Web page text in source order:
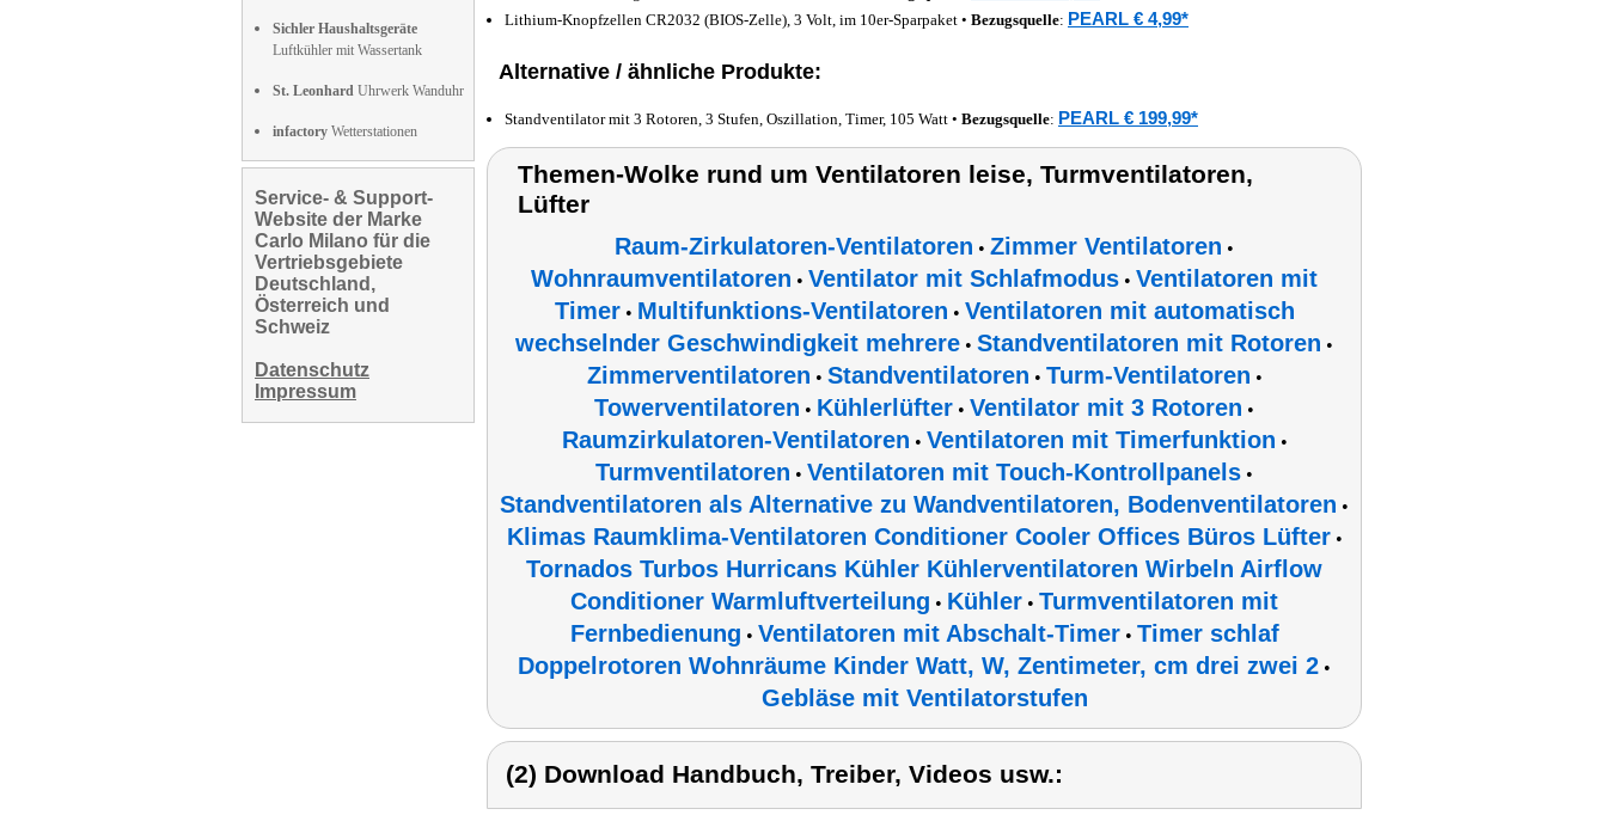
Sichler Haushaltsgeräte
Luftkühler mit Wassertank
St. Leonhard Uhrwerk Wanduhr
infactory Wetterstationen
Service- & Support-
Website der Marke
Carlo Milano für die
Vertriebsgebiete
Deutschland,
Österreich und
Schweiz
Datenschutz
Impressum
Lithium-Knopfzellen CR2032 (BIOS-Zelle), 3 Volt, im 10er-Sparpaket • Bezugsquelle: PEARL € 4,99*
Alternative / ähnliche Produkte:
Standventilator mit 3 Rotoren, 3 Stufen, Oszillation, Timer, 105 Watt • Bezugsquelle: PEARL € 199,99*
Themen-Wolke rund um Ventilatoren leise, Turmventilatoren,
Lüfter
Raum-Zirkulatoren-Ventilatoren • Zimmer Ventilatoren •
Wohnraumventilatoren • Ventilator mit Schlafmodus • Ventilatoren mit
Timer• Multifunktions-Ventilatoren • Ventilatoren mit automatisch
wechselnder Geschwindigkeit mehrere • Standventilatoren mit Rotoren •
Zimmerventilatoren • Standventilatoren • Turm-Ventilatoren •
Towerventilatoren • Kühlerlüfter • Ventilator mit 3 Rotoren •
Raumzirkulatoren-Ventilatoren • Ventilatoren mit Timerfunktion •
Turmventilatoren • Ventilatoren mit Touch-Kontrollpanels •
Standventilatoren als Alternative zu Wandventilatoren, Bodenventilatoren •
Klimas Raumklima-Ventilatoren Conditioner Cooler Offices Büros Lüfter•
Tornados Turbos Hurricans Kühler Kühlerventilatoren Wirbeln Airflow
Conditioner Warmluftverteilung • Kühler • Turmventilatoren mit
Fernbedienung • Ventilatoren mit Abschalt-Timer• Timer schlaf
Doppelrotoren Wohnräume Kinder Watt, W, Zentimeter, cm drei zwei 2 •
Gebläse mit Ventilatorstufen
(2) Download Handbuch, Treiber, Videos usw.: